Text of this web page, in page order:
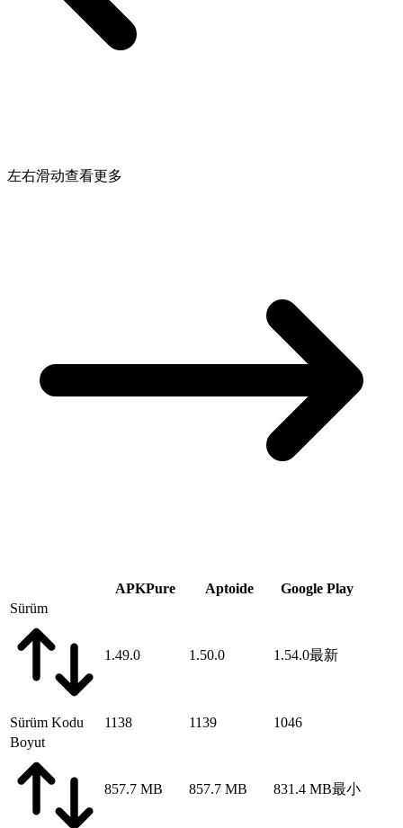
左右滑动查看更多
APKPure Aptoide
Google Play
Sürüm
1.49.0 1.50.0 1.54.0最新
Sürüm Kodu 1138 1139
1046
Boyut
857.7 MB 857.7 MB 831.4 MB最小